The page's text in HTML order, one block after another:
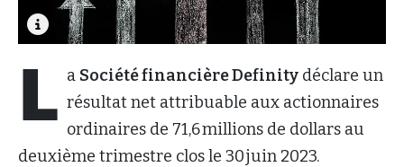
L a Société financière Definity déclare un
résultat net attribuable aux actionnaires
ordinaires de 71,6 millions de dollars au
deuxième trimestre clos le 30 juin 2023.